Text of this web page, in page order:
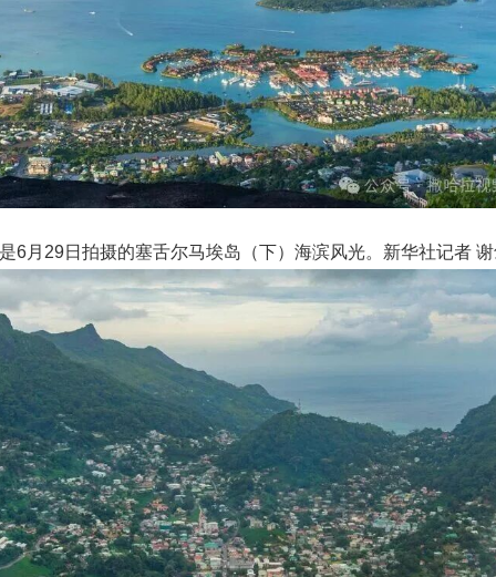
6月29日拍摄的塞舌尔马埃岛（下）海滨风光。新华社记者